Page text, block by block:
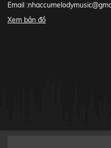
Email :
Xem bản đồ